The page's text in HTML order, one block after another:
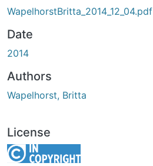
WapelhorstBritta_2014_12_04.pdf
Date
2014
Authors
Wapelhorst, Britta
License